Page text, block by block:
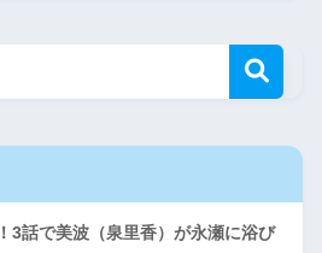
3話で美波（泉里香）が永瀬に浴び